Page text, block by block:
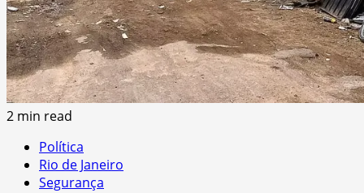
2 min read
Política
Rio de Janeiro
Segurança